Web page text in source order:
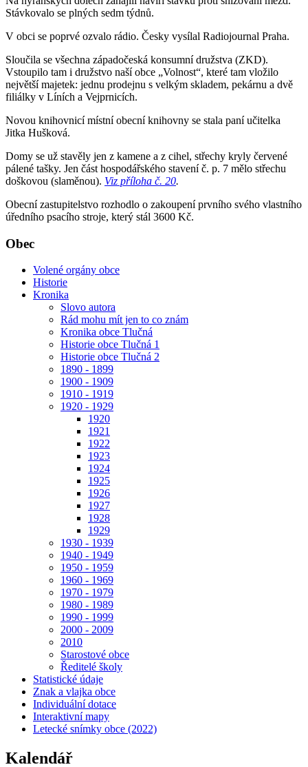
Stávkovalo se plných sedm týdnů.
V obci se poprvé ozvalo rádio. Česky vysílal Radiojournal Praha.
Sloučila se všechna západočeská konsumní družstva (ZKD).
Vstoupilo tam i družstvo naší obce „Volnost“, které tam vložilo
největší majetek: jednu prodejnu s velkým skladem, pekárnu a dvě
filiálky v Líních a Vejprnicích.
Novou knihovnicí místní obecní knihovny se stala paní učitelka
Jitka Hušková.
Domy se už stavěly jen z kamene a z cihel, střechy kryly červené
pálené tašky. Jen část hospodářského stavení č. p. 7 mělo střechu
doškovou (slaměnou). Viz příloha č. 20.
Obecní zastupitelstvo rozhodlo o zakoupení prvního svého vlastního
úředního psacího stroje, který stál 3600 Kč.
Obec
Volené orgány obce
Historie
Kronika
Slovo autora
Rád mohu mít jen to co znám
Kronika obce Tlučná
Historie obce Tlučná 1
Historie obce Tlučná 2
1890 - 1899
1900 - 1909
1910 - 1919
1920 - 1929
1920
1921
1922
1923
1924
1925
1926
1927
1928
1929
1930 - 1939
1940 - 1949
1950 - 1959
1960 - 1969
1970 - 1979
1980 - 1989
1990 - 1999
2000 - 2009
2010
Starostové obce
Ředitelé školy
Statistické údaje
Znak a vlajka obce
Individuální dotace
Interaktivní mapy
Letecké snímky obce (2022)
Kalendář